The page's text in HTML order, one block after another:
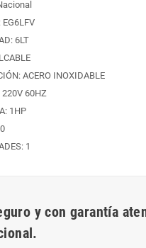
EG6LFV
6LT
ACERO INOXIDABLE
220V 60HZ
1HP
1
y con garantía